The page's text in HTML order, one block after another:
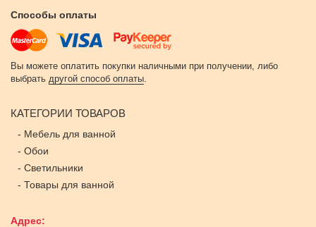
Способы оплаты
Вы можете оплатить покупки наличными при получении, либо
выбрать другой способ оплаты.
КАТЕГОРИИ ТОВАРОВ
- Мебель для ванной
- Обои
- Светильники
- Товары для ванной
Адрес: